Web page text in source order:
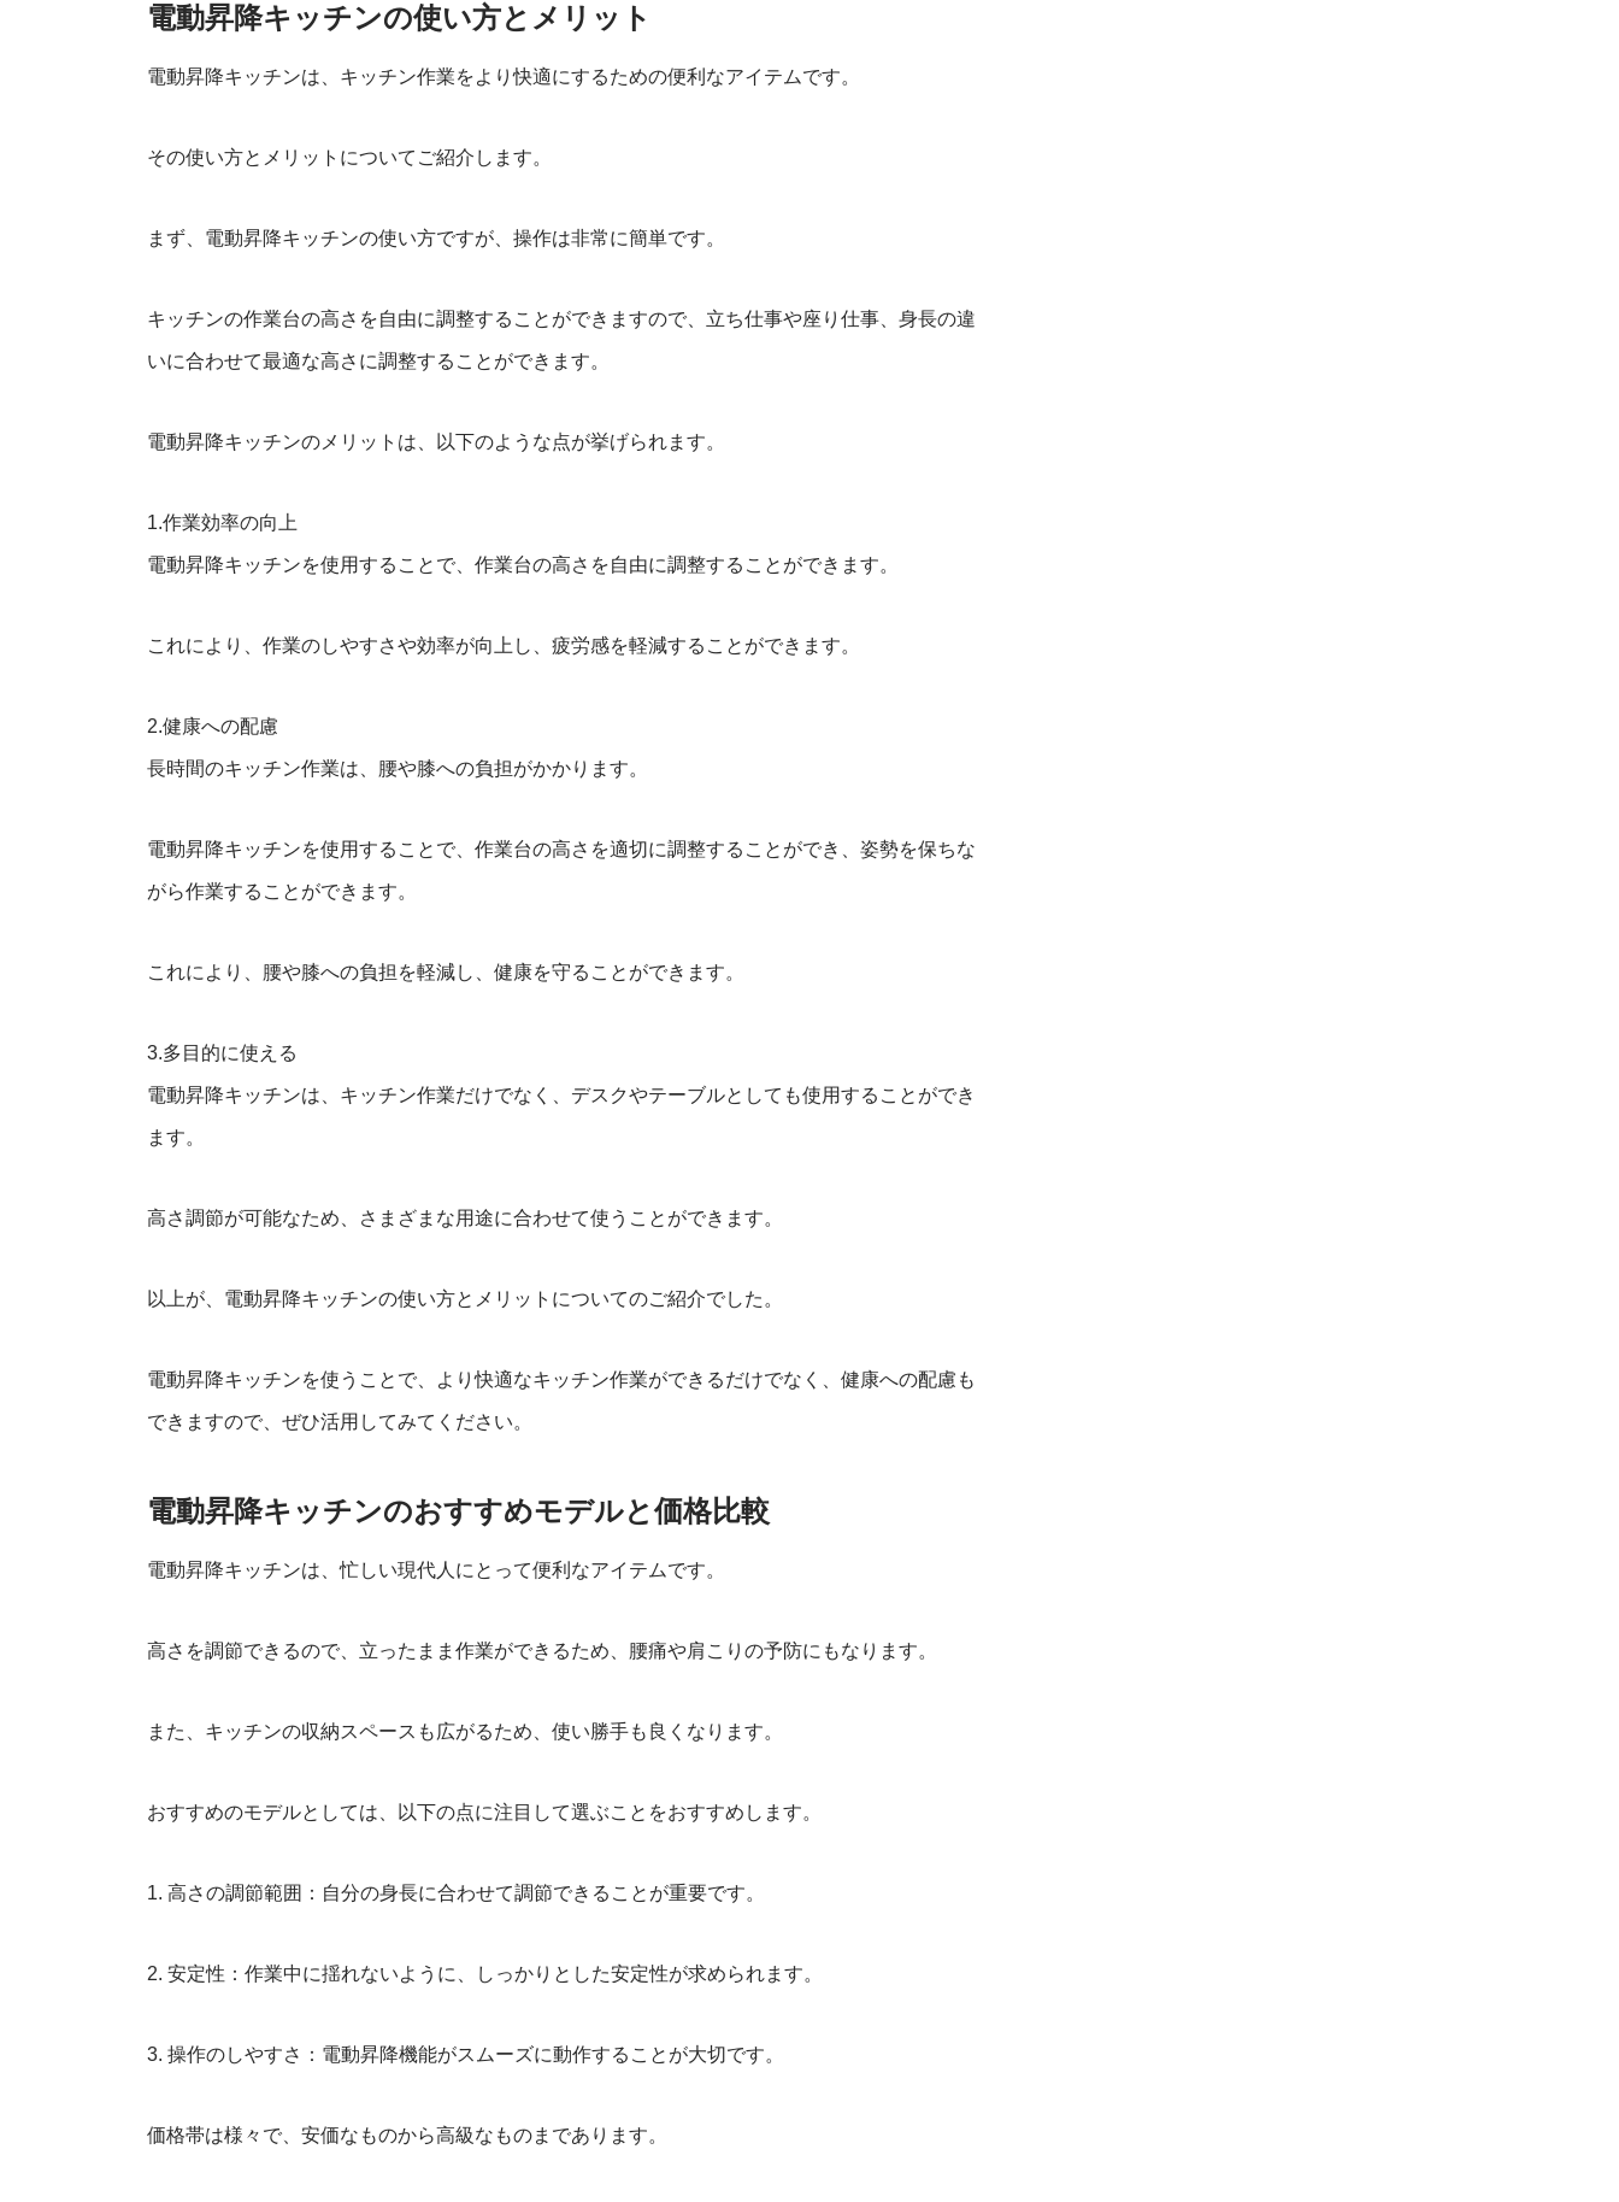
電動昇降キッチンの使い方とメリット
電動昇降キッチンは、キッチン作業をより快適にするための便利なアイテムです。
その使い方とメリットについてご紹介します。
まず、電動昇降キッチンの使い方ですが、操作は非常に簡単です。
キッチンの作業台の高さを自由に調整することができますので、立ち仕事や座り仕事、身長の違
いに合わせて最適な高さに調整することができます。
電動昇降キッチンのメリットは、以下のような点が挙げられます。
1.作業効率の向上
電動昇降キッチンを使用することで、作業台の高さを自由に調整することができます。
これにより、作業のしやすさや効率が向上し、疲労感を軽減することができます。
2.健康への配慮
長時間のキッチン作業は、腰や膝への負担がかかります。
電動昇降キッチンを使用することで、作業台の高さを適切に調整することができ、姿勢を保ちな
がら作業することができます。
これにより、腰や膝への負担を軽減し、健康を守ることができます。
3.多目的に使える
電動昇降キッチンは、キッチン作業だけでなく、デスクやテーブルとしても使用することができ
ます。
高さ調節が可能なため、さまざまな用途に合わせて使うことができます。
以上が、電動昇降キッチンの使い方とメリットについてのご紹介でした。
電動昇降キッチンを使うことで、より快適なキッチン作業ができるだけでなく、健康への配慮も
できますので、ぜひ活用してみてください。
電動昇降キッチンのおすすめモデルと価格比較
電動昇降キッチンは、忙しい現代人にとって便利なアイテムです。
高さを調節できるので、立ったまま作業ができるため、腰痛や肩こりの予防にもなります。
また、キッチンの収納スペースも広がるため、使い勝手も良くなります。
おすすめのモデルとしては、以下の点に注目して選ぶことをおすすめします。
1. 高さの調節範囲：自分の身長に合わせて調節できることが重要です。
2. 安定性：作業中に揺れないように、しっかりとした安定性が求められます。
3. 操作のしやすさ：電動昇降機能がスムーズに動作することが大切です。
価格帯は様々で、安価なものから高級なものまであります。